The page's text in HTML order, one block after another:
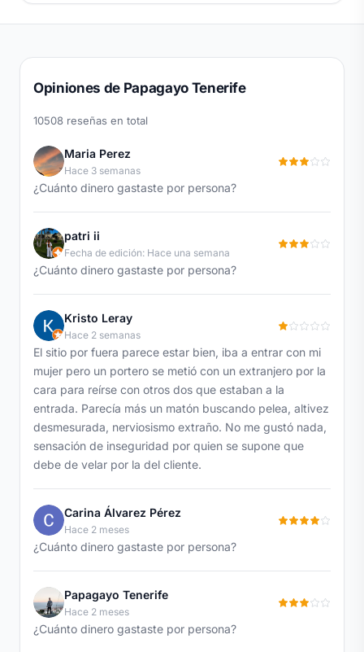
Opiniones de Papagayo Tenerife
10508 reseñas en total
Maria Perez
Hace 3 semanas
¿Cuánto dinero gastaste por persona?
patri ii
Fecha de edición: Hace una semana
¿Cuánto dinero gastaste por persona?
Kristo Leray
Hace 2 semanas
El sitio por fuera parece estar bien, iba a entrar con mi
mujer pero un portero se metió con un extranjero por la
cara para reírse con otros dos que estaban a la
entrada. Parecía más un matón buscando pelea, altivez
desmesurada, nerviosismo extraño. No me gustó nada,
sensación de inseguridad por quien se supone que
debe de velar por la del cliente.
Carina Álvarez Pérez
Hace 2 meses
¿Cuánto dinero gastaste por persona?
Papagayo Tenerife
Hace 2 meses
¿Cuánto dinero gastaste por persona?